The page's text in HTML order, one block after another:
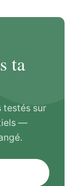
ta
testés sur
—